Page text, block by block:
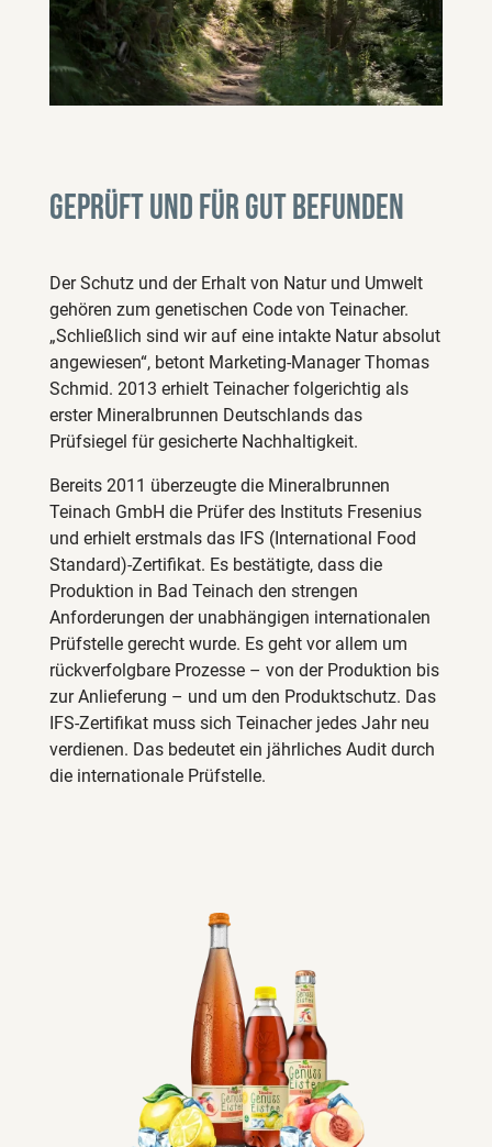
Geprüft und für gut befunden
Der Schutz und der Erhalt von Natur und Umwelt
gehören zum genetischen Code von Teinacher.
„Schließlich sind wir auf eine intakte Natur absolut
angewiesen“, betont Marketing-Manager Thomas
Schmid. 2013 erhielt Teinacher folgerichtig als
erster Mineralbrunnen Deutschlands das
Prüfsiegel für gesicherte Nachhaltigkeit.
Bereits 2011 überzeugte die Mineralbrunnen
Teinach GmbH die Prüfer des Instituts Fresenius
und erhielt erstmals das IFS (International Food
Standard)-Zertifikat. Es bestätigte, dass die
Produktion in Bad Teinach den strengen
Anforderungen der unabhängigen internationalen
Prüfstelle gerecht wurde. Es geht vor allem um
rückverfolgbare Prozesse – von der Produktion bis
zur Anlieferung – und um den Produktschutz. Das
IFS-Zertifikat muss sich Teinacher jedes Jahr neu
verdienen. Das bedeutet ein jährliches Audit durch
die internationale Prüfstelle.